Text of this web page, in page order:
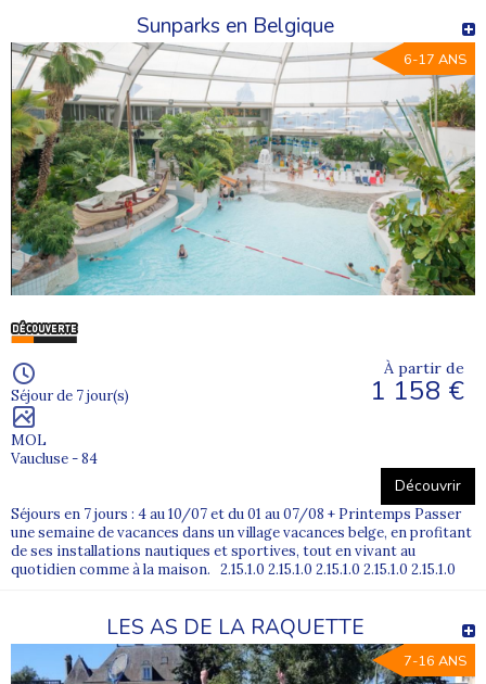
Sunparks en Belgique
6-17 ANS
Séjour de 7 jour(s)
MOL
Vaucluse - 84
À partir de
1 158 €
Découvrir
Séjours en 7 jours : 4 au 10/07 et du 01 au 07/08 + Printemps Passer
une semaine de vacances dans un village vacances belge, en profitant
de ses installations nautiques et sportives, tout en vivant au
quotidien comme à la maison. 2.15.1.0 2.15.1.0 2.15.1.0 2.15.1.0 2.15.1.0
LES AS DE LA RAQUETTE
7-16 ANS